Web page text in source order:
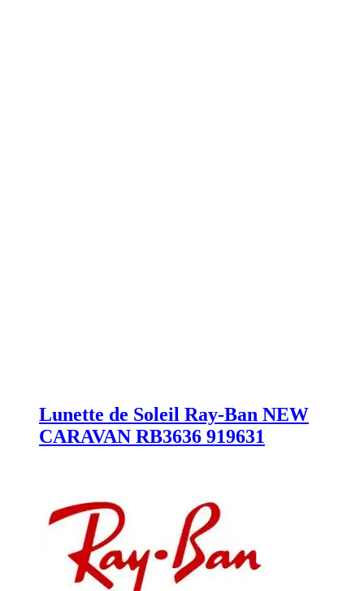
Lunette de Soleil Ray-Ban NEW
CARAVAN RB3636 919631